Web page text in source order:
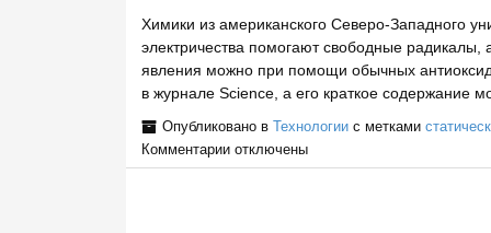
Химики из американского Северо-Западного
электричества помогают свободные радикалы,
явления можно при помощи обычных
в журнале Science, а его краткое содержание
Опубликовано в Технологиис метками
Комментарииотключены